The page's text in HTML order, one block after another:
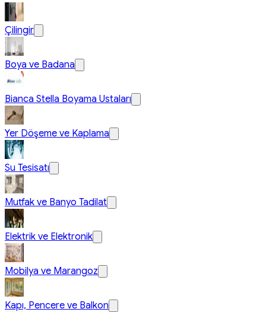
Çilingir
Boya ve Badana
Bianca Stella Boyama Ustaları
Yer Döşeme ve Kaplama
Su Tesisatı
Mutfak ve Banyo Tadilat
Elektrik ve Elektronik
Mobilya ve Marangoz
Kapı, Pencere ve Balkon